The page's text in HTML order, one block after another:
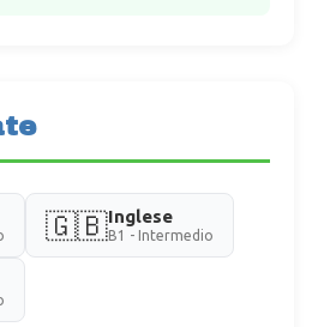
🇬🇧Inglese
B1 - Intermedio